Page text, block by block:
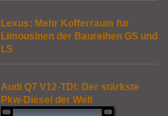
Lexus: Mehr Kofferraum für
Limousinen der Baureihen GS und
LS
Audi Q7 V12-TDI: Der stärkste
Pkw-Diesel der Welt